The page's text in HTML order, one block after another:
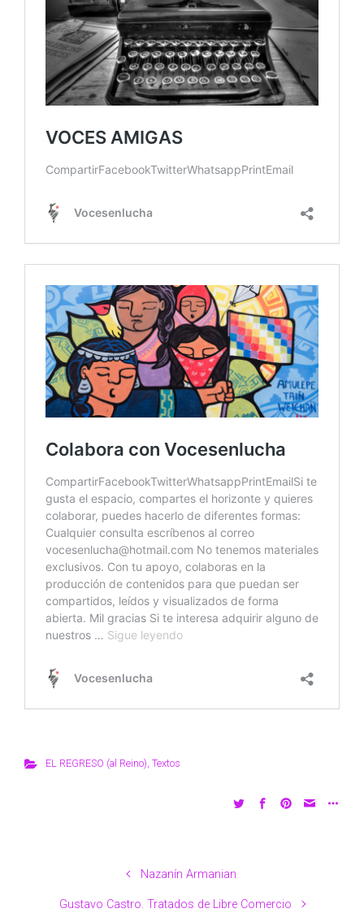
EL REGRESO (al Reino), Textos
Nazanín Armanian
Gustavo Castro. Tratados de Libre Comercio